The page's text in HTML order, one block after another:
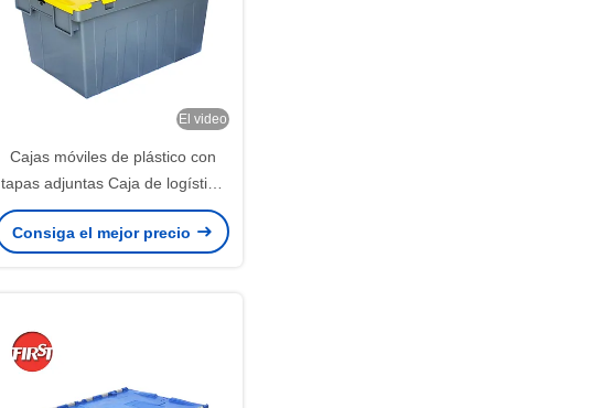
El video
Cajas móviles de plástico con
tapas adjuntas Caja de logística
euro industrial encajable y
apilable de 600x400 mm
Consiga el mejor precio